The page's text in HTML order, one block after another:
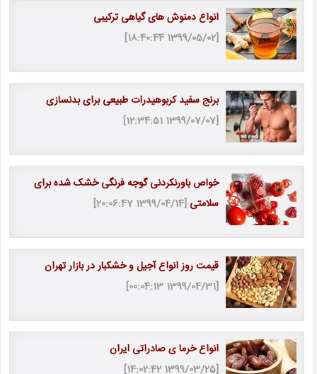
انواع دمنوش های گیاهی ترکیبی
[1399/05/02 18:40:44]
برنج سفید کربوهیدرات طبیعی برای بدنسازی
[1399/07/07 12:34:51]
خواص باورنکردنی گوجه فرنگی خشک شده برای
سلامتی [1399/04/14 20:06:47]
قیمت روز انواع آجیل و خشکبار در بازار تهران
[1399/04/31 00:04:13]
انواع خرما ی صادراتی ایران
[1399/03/25 14:02:42]